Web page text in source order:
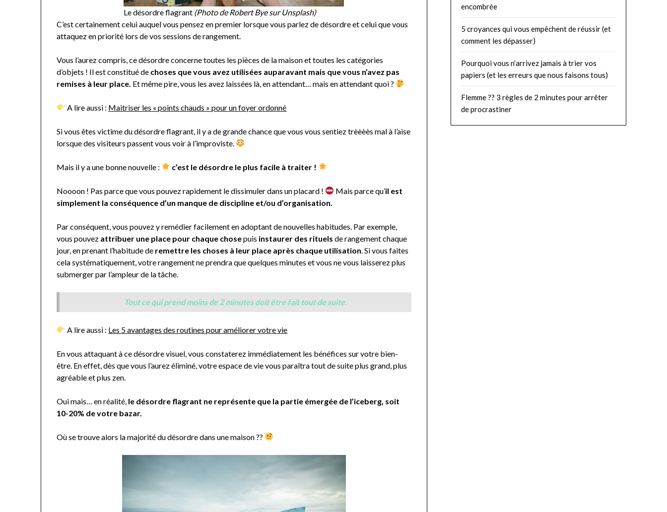
Le désordre flagrant (Photo de Robert Bye sur Unsplash)
C’est certainement celui auquel vous pensez en premier lorsque vous parlez de désordre et celui que vous
attaquez en priorité lors de vos sessions de rangement.
Vous l’aurez compris, ce désordre concerne toutes les pièces de la maison et toutes les catégories
d’objets ! Il est constitué de choses que vous avez utilisées auparavant mais que vous n’avez pas
remises à leur place. Et même pire, vous les avez laissées là, en attendant… mais en attendant quoi ?
A lire aussi : Maitriser les « points chauds » pour un foyer ordonné
Si vous êtes victime du désordre flagrant, il y a de grande chance que vous vous sentiez trèèèès mal à l’aise
lorsque des visiteurs passent vous voir à l’improviste.
Mais il y a une bonne nouvelle : c’est le désordre le plus facile à traiter !
Noooon ! Pas parce que vous pouvez rapidement le dissimuler dans un placard ! Mais parce qu’il est
simplement la conséquence d’un manque de discipline et/ou d’organisation.
Par conséquent, vous pouvez y remédier facilement en adoptant de nouvelles habitudes. Par exemple,
vous pouvez attribuer une place pour chaque chosepuis instaurer des rituels de rangement chaque
jour, en prenant l’habitude de remettre les choses à leur place après chaque utilisation . Si vous faites
cela systématiquement, votre rangement ne prendra que quelques minutes et vous ne vous laisserez plus
submerger par l’ampleur de la tâche.
Tout ce qui prend moins de 2 minutes doit être fait tout de suite.
A lire aussi : Les 5 avantages des routines pour améliorer votre vie
En vous attaquant à ce désordre visuel, vous constaterez immédiatement les bénéfices sur votre bien-
être. En effet, dès que vous l’aurez éliminé, votre espace de vie vous paraîtra tout de suite plus grand, plus
agréable et plus zen.
Oui mais… en réalité, le désordre flagrant ne représente que la partie émergée de l’iceberg, soit
10-20% de votre bazar.
Où se trouve alors la majorité du désordre dans une maison ??
encombrée
5 croyances qui vous empêchent de réussir (et
comment les dépasser)
Pourquoi vous n’arrivez jamais à trier vos
papiers (et les erreurs que nous faisons tous)
Flemme ?? 3 règles de 2 minutes pour arrêter
de procrastiner